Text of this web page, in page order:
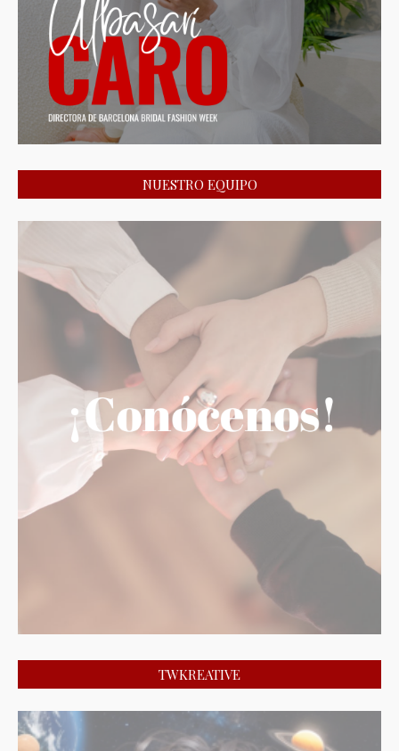
NUESTRO EQUIPO
TWKREATIVE